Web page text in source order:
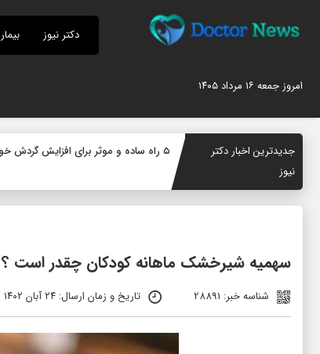
دکتر نیوز
امروز جمعه ۱۶ مرداد ۱۴۰۵
جدیدترین اخبار دکتر
نیوز
۵ راه ساده و موثر برای افزایش گردش خون در بدن؛ چگونه جریان خون را بهبود دهیم؟
سهمیه شیرخشک ماهانه کودکان چقدر است ؟
شناسه خبر: 28891 تاریخ و زمان ارسال: ۲۴ آبان ۱۴۰۲ ساعت ۱۰:۲۳